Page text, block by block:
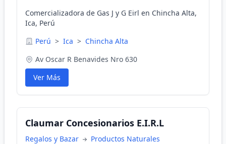
Comercializadora de Gas J y G Eirl en Chincha Alta,
Ica, Perú
Perú > Ica > Chincha Alta
Av Oscar R Benavides Nro 630
Ver Más
Claumar Concesionarios E.I.R.L
Regalos y Bazar
Productos Naturales